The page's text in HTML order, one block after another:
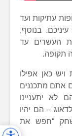
עתיקות ועד
בנוסף,
העשרים עד
תקופה.
ויש כאן אפילו
אתם מתכננים
לא יתעניינו
– הם יהיו
“חפש את